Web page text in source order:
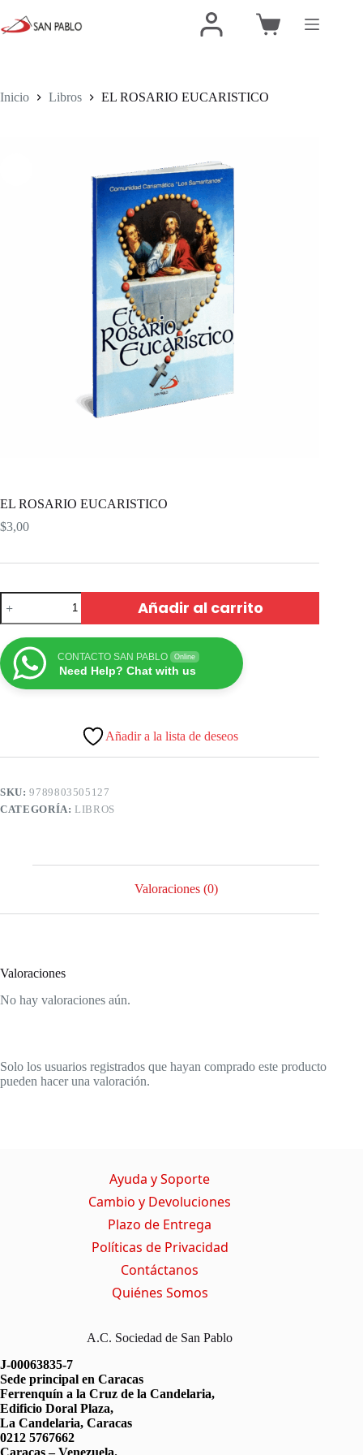
Inicio Libros EL ROSARIO EUCARISTICO
EL ROSARIO EUCARISTICO
$3,00
Añadir al carrito
CONTACTO SAN PABLO Online
Need Help? Chat with us
Añadir a la lista de deseos
SKU:9789803505127
CATEGORÍA:LIBROS
Valoraciones (0)
Valoraciones
No hay valoraciones aún.
Solo los usuarios registrados que hayan comprado este producto
pueden hacer una valoración.
Ayuda y Soporte
Cambio y Devoluciones
Plazo de Entrega
Políticas de Privacidad
Contáctanos
Quiénes Somos
A.C. Sociedad de San Pablo
J-00063835-7
Sede principal en Caracas
Ferrenquín a la Cruz de la Candelaria,
Edificio Doral Plaza,
La Candelaria, Caracas
0212 5767662
Caracas – Venezuela.